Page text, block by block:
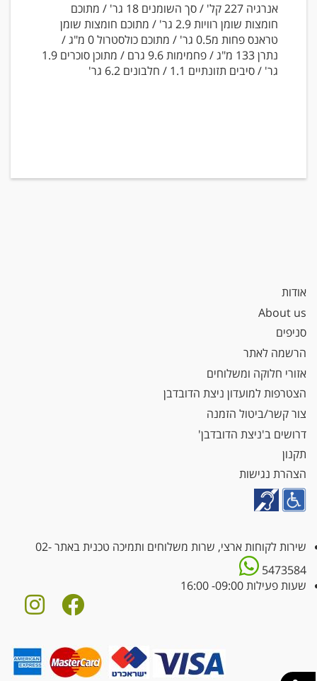
אנרגיה 227 קל' / סך השומנים 18 גר' / מתוכם
חומצות שומן רוויות 2.9 גר' / מתוכם חומצות שומן
טראנס פחות מ0.5 גר' / מתוכם כולסטרול 0 מ"ג /
נתרן 133 מ"ג / פחמימות 9.6 גרם / מתוכן סוכרים 1.9
גר' / סיבים תזונתיים 1.1 / חלבונים 6.2 גר'
אודות
About us
סניפים
הרשמה לאתר
אזורי חלוקה ומשלוחים
הצטרפות למועדון ניצת הדובדבן
צור קשר/ביטול הזמנה
דרושים ב'ניצת הדובדבן'
תקנון
הצהרת נגישות
שירות לקוחות ארצי, שרות משלוחים ותמיכה טכנית באתר02-
5473584
שעות פעילות 09:00- 16:00